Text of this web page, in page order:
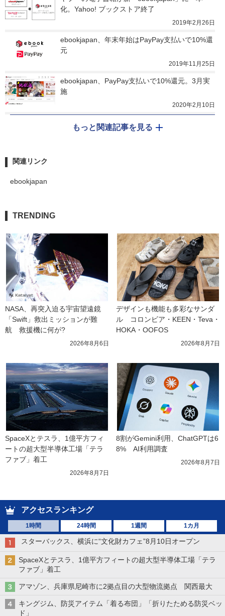
化。Yahoo! ブックストア終了
2019年2月26日
ebookjapan、年末年始はPayPay支払いで10%還
元
2019年11月25日
ebookjapan、PayPay支払いで10%還元。3月実
施
2020年2月10日
もっと関連記事を見る
関連リンク
ebookjapan
TRENDING
NASA、再突入迫る宇宙望遠鏡
「Swift」救出ミッションが難
航　救援機に何が?
2026年8月6日
デザインも機能も多彩なサンダ
ル　コロンビア・KEEN・Teva・
HOKA・OOFOS
2026年8月7日
SpaceXとテスラ、1億平方フィ
ートの超大型半導体工場「テラ
ファブ」着工
2026年8月7日
8割がGemini利用、ChatGPTは6
8%　AI利用調査
2026年8月7日
アクセスランキング
1時間 24時間 1週間 1カ月
スターバックス、横浜に“文化財カフェ”8月10日オープン
SpaceXとテスラ、1億平方フィートの超大型半導体工場「テラ
ファブ」着工
アマゾン、兵庫県尼崎市に2拠点目の大型物流拠点 関西最大
キングジム、防災アイテム「着る布団」「折りたためる防災ベッ
ド」